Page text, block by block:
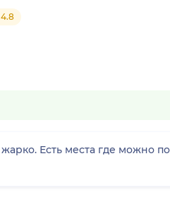
Есть места где можно